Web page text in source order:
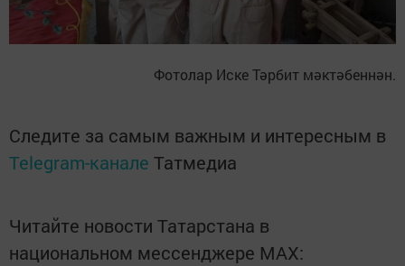
Фотолар Иске Тәрбит мәктәбеннән.
Следите за самым важным и интересным в
Telegram-канале Татмедиа
Читайте новости Татарстана в
национальном мессенджере MАХ: